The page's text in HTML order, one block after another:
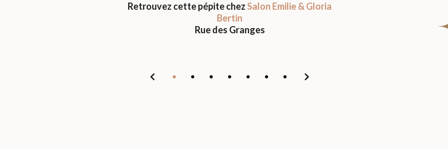
Retrouvez cette pépite chezSalon Emilie & Gloria
Bertin
Rue des Granges